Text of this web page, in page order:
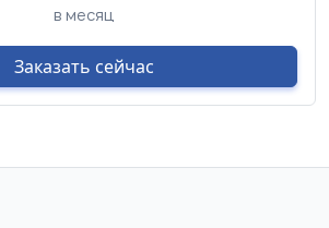
в месяц
Заказать сейчас